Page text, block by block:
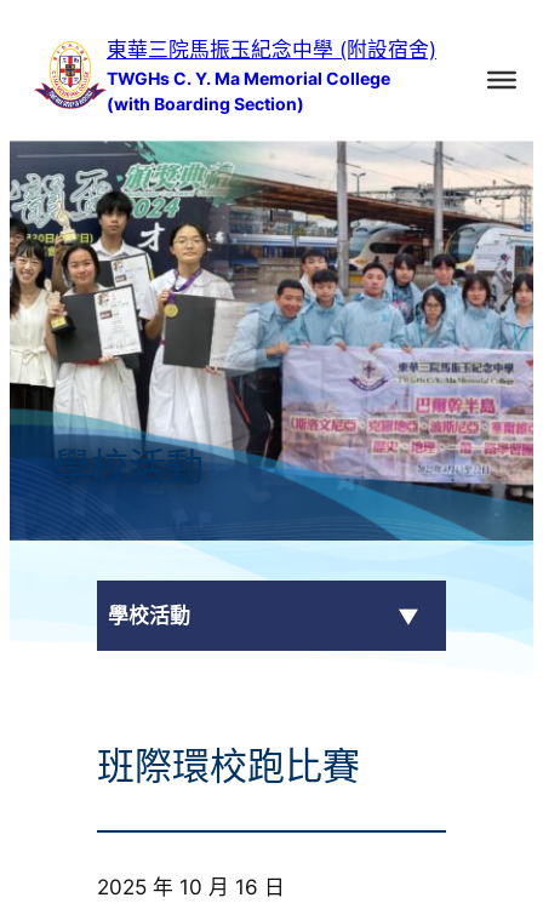
內
容
東華三院馬振玉紀念中學 (附設宿舍)
TWGHs C. Y. Ma Memorial College
(with Boarding Section)
學校活動
學校活動
校外獎項
學校活動
學生作品
班際環校跑比賽
2025 年 10 月 16 日